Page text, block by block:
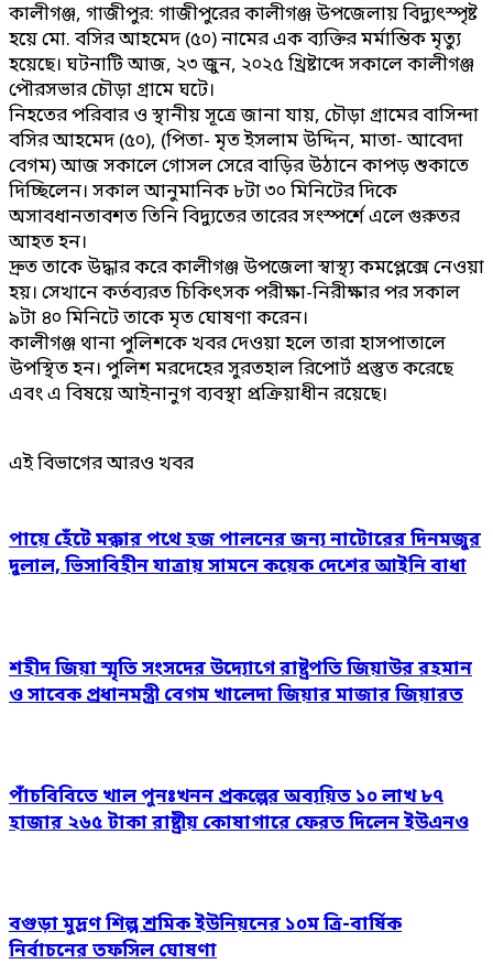
কালীগঞ্জ, গাজীপুর: গাজীপুরের কালীগঞ্জ উপজেলায় বিদ্যুৎস্পৃষ্ট
হয়ে মো. বসির আহমেদ (৫০) নামের এক ব্যক্তির মর্মান্তিক মৃত্যু
হয়েছে। ঘটনাটি আজ, ২৩ জুন, ২০২৫ খ্রিষ্টাব্দে সকালে কালীগঞ্জ
পৌরসভার চৌড়া গ্রামে ঘটে।
নিহতের পরিবার ও স্থানীয় সূত্রে জানা যায়, চৌড়া গ্রামের বাসিন্দা
বসির আহমেদ (৫০), (পিতা- মৃত ইসলাম উদ্দিন, মাতা- আবেদা
বেগম) আজ সকালে গোসল সেরে বাড়ির উঠানে কাপড় শুকাতে
দিচ্ছিলেন। সকাল আনুমানিক ৮টা ৩০ মিনিটের দিকে
অসাবধানতাবশত তিনি বিদ্যুতের তারের সংস্পর্শে এলে গুরুতর
আহত হন।
দ্রুত তাকে উদ্ধার করে কালীগঞ্জ উপজেলা স্বাস্থ্য কমপ্লেক্সে নেওয়া
হয়। সেখানে কর্তব্যরত চিকিৎসক পরীক্ষা-নিরীক্ষার পর সকাল
৯টা ৪০ মিনিটে তাকে মৃত ঘোষণা করেন।
কালীগঞ্জ থানা পুলিশকে খবর দেওয়া হলে তারা হাসপাতালে
উপস্থিত হন। পুলিশ মরদেহের সুরতহাল রিপোর্ট প্রস্তুত করেছে
এবং এ বিষয়ে আইনানুগ ব্যবস্থা প্রক্রিয়াধীন রয়েছে।
এই বিভাগের আরও খবর
পায়ে হেঁটে মক্কার পথে হজ পালনের জন্য নাটোরের দিনমজুর
দুলাল, ভিসাবিহীন যাত্রায় সামনে কয়েক দেশের আইনি বাধা
শহীদ জিয়া স্মৃতি সংসদের উদ্যোগে রাষ্ট্রপতি জিয়াউর রহমান
ও সাবেক প্রধানমন্ত্রী বেগম খালেদা জিয়ার মাজার জিয়ারত
পাঁচবিবিতে খাল পুনঃখনন প্রকল্পের অব্যয়িত ১০ লাখ ৮৭
হাজার ২৬৫ টাকা রাষ্ট্রীয় কোষাগারে ফেরত দিলেন ইউএনও
বগুড়া মুদ্রণ শিল্প শ্রমিক ইউনিয়নের ১০ম ত্রি-বার্ষিক
নির্বাচনের তফসিল ঘোষণা